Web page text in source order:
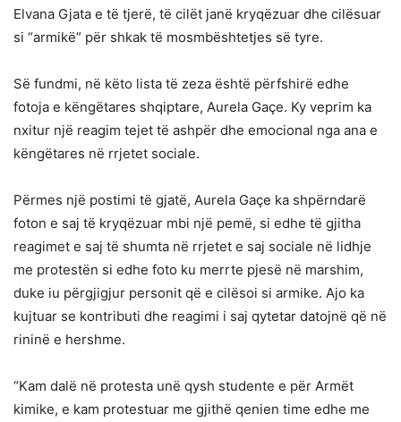
Elvana Gjata e të tjerë, të cilët janë kryqëzuar dhe cilësuar
si “armikë” për shkak të mosmbështetjes së tyre.
Së fundmi, në këto lista të zeza është përfshirë edhe
fotoja e këngëtares shqiptare, Aurela Gaçe. Ky veprim ka
nxitur një reagim tejet të ashpër dhe emocional nga ana e
këngëtares në rrjetet sociale.
Përmes një postimi të gjatë, Aurela Gaçe ka shpërndarë
foton e saj të kryqëzuar mbi një pemë, si edhe të gjitha
reagimet e saj të shumta në rrjetet e saj sociale në lidhje
me protestën si edhe foto ku merrte pjesë në marshim,
duke iu përgjigjur personit që e cilësoi si armike. Ajo ka
kujtuar se kontributi dhe reagimi i saj qytetar datojnë që në
rininë e hershme.
“Kam dalë në protesta unë qysh studente e për Armët
kimike, e kam protestuar me gjithë qenien time edhe me